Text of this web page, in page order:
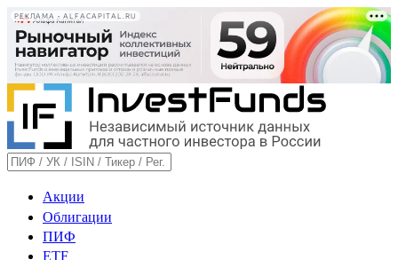
РЕКЛАМА • ALFACAPITAL.RU
Акции
Облигации
ПИФ
ETF